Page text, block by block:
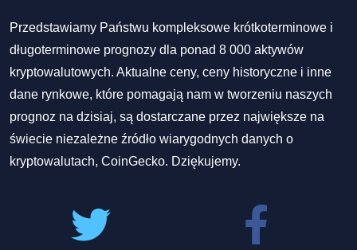
Przedstawiamy Państwu kompleksowe krótkoterminowe i
długoterminowe prognozy dla ponad 8 000 aktywów
kryptowalutowych. Aktualne ceny, ceny historyczne i inne
dane rynkowe, które pomagają nam w tworzeniu naszych
prognoz na dzisiaj, są dostarczane przez największe na
świecie niezależne źródło wiarygodnych danych o
kryptowalutach, CoinGecko. Dziękujemy.